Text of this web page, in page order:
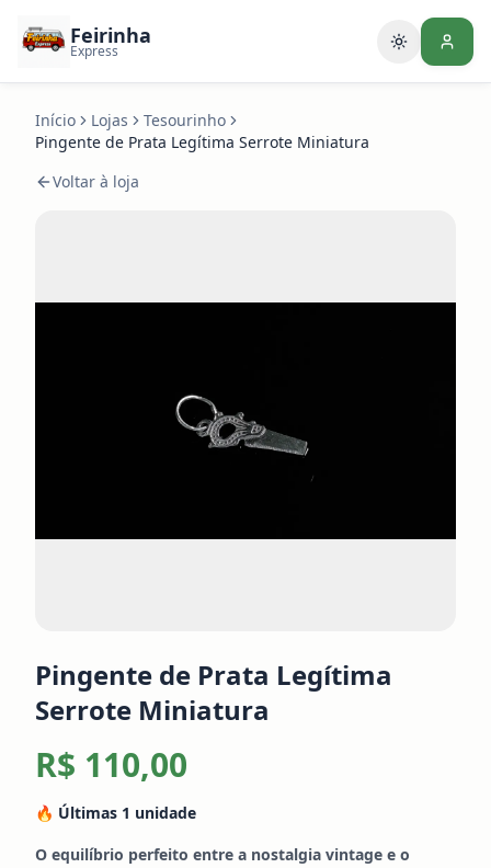
Feirinha
Express Alternar
Início Lojas
Tesourinho
Pingente de Prata Legítima Serrote Miniatura
Voltar à loja
Pingente de Prata Legítima
Serrote Miniatura
R$ 110,00
🔥 Últimas 1 unidade
O equilíbrio perfeito entre a nostalgia vintage e o